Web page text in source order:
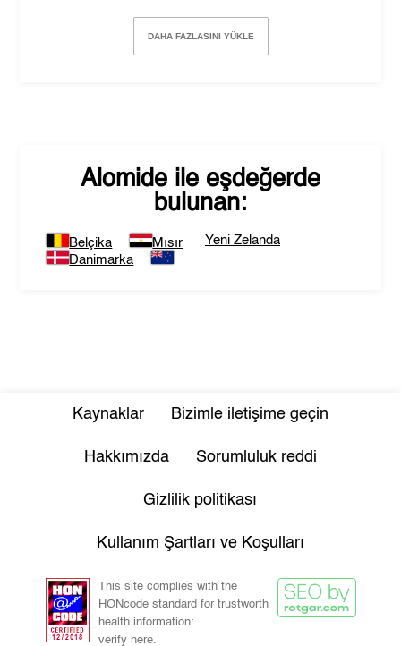
DAHA FAZLASINI YÜKLE
Alomide ile eşdeğerde
bulunan:
Belçika
Mısır
Danimarka
Yeni Zelanda
Kaynaklar Bizimle iletişime geçin
Hakkımızda Sorumluluk reddi
Gizlilik politikası
Kullanım Şartları ve Koşulları
This site complies with the
HONcode standard for trustworth
health information:
verify here.